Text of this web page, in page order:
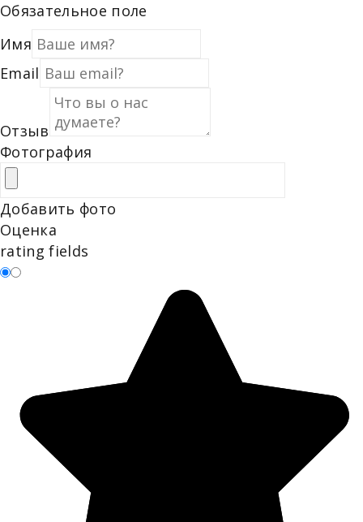
Обязательное поле
Имя
Email
Отзыв
Фотография
Добавить фото
Оценка
rating fields